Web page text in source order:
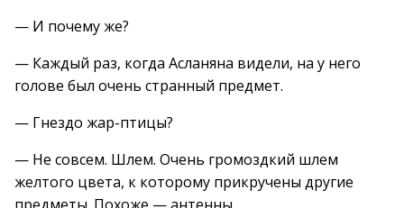
— И почему же?
— Каждый раз, когда Асланяна видели, на у него
голове был очень странный предмет.
— Гнездо жар-птицы?
— Не совсем. Шлем. Очень громоздкий шлем
желтого цвета, к которому прикручены другие